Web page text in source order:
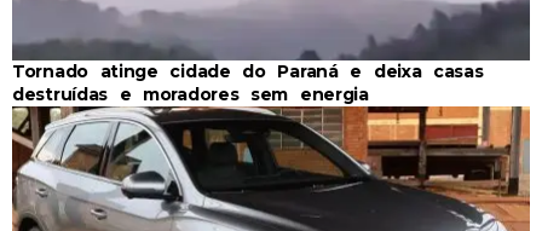
Tornado atinge cidade do Paraná e deixa casas
destruídas e moradores sem energia